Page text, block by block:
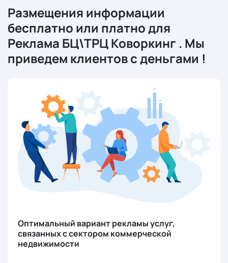
Размещения информации
бесплатно или платно для
Реклама БЦ\ТРЦ Коворкинг . Мы
приведем клиентов с деньгами !
Оптимальный вариант рекламы услуг,
связанных с сектором коммерческой
недвижимости